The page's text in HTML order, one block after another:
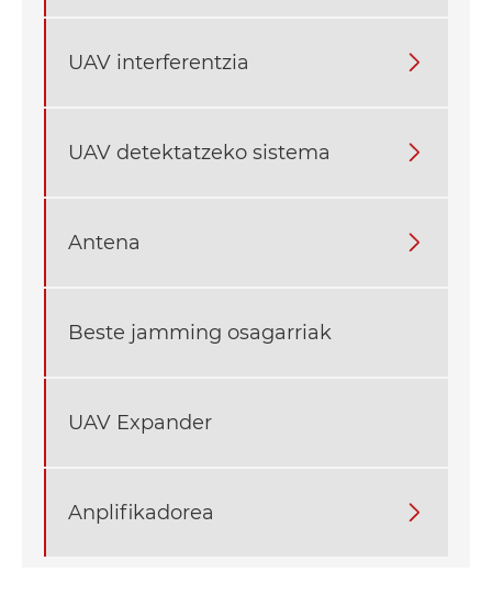
UAV interferentzia 
UAV detektatzeko sistema 
Antena 
Beste jamming osagarriak
UAV Expander
Anplifikadorea 